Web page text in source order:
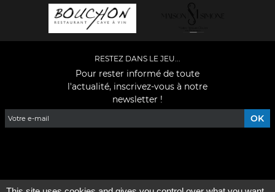
RESTEZ DANS LE JEU...
Pour rester informé de toute
l'actualité, inscrivez-vous à notre
newsletter !